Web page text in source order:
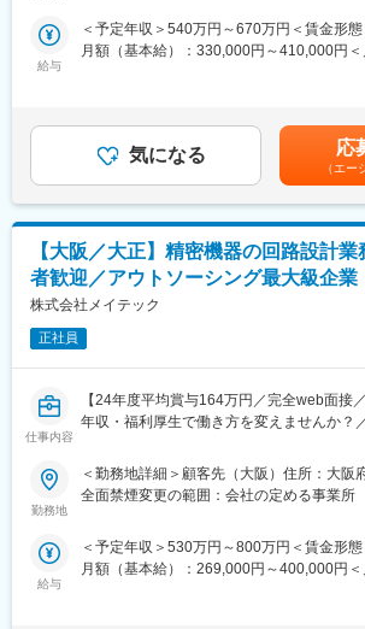
■新事業について
複合機で培われた画像認識技術と複合機で
ーから高評価を得ています。肌ざわりや印
く、使用する水を約1万分の1に削減するこ
変更の範囲：会社の定める業務
従事いただきます。
・社内部署との資材調達や評価作業
（信号として漏れたものが確実に遮断され
別部署にて作成されたデモ機を用いてセキ
が主。
海外顧客向け新規プロジェクトのため、使
器の検討から業務開始。
■働き方：
・想定エリア：勤務地の記載先
・プロジェクトについて：平均３年～5年
・当社は、「モノ」×「IT」の両方の分野
持つエンジニアを擁するプロフェショナル
ます。
・私たちは、エンジニアを『人』として大
給与
＜予定年収＞540万円～670万円＜賃金形
月額（基本給）：330,000円～410,000円
賃金はあくまでも目安の金額であり、選考
性があります。月給(月額)は固定手当を含
気になる 応
（エー
【大阪／大正】精密機器の回路設計
者歓迎／アウトソーシング最大級企業
株式会社メイテック
正社員
仕事内容
【24年度平均賞与164万円／完全web面接
年収・福利厚生で働き方を変えませんか？
【関係先/顧客】
【担当工程】
フィルタープレス・産業用濾過機の国内ト
勤務地
＜勤務地詳細＞顧客先（大阪）住所：大阪
全面禁煙変更の範囲：会社の定める事業所
給与
＜予定年収＞530万円～800万円＜賃金形
月額（基本給）：269,000円～400,000円